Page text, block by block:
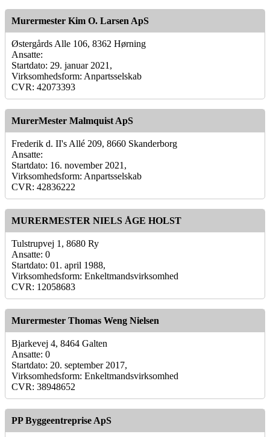
Murermester Kim O. Larsen ApS
Østergårds Alle 106, 8362 Hørning
Ansatte:
Startdato: 29. januar 2021,
Virksomhedsform: Anpartsselskab
CVR: 42073393
MurerMester Malmquist ApS
Frederik d. II's Allé 209, 8660 Skanderborg
Ansatte:
Startdato: 16. november 2021,
Virksomhedsform: Anpartsselskab
CVR: 42836222
MURERMESTER NIELS ÅGE HOLST
Tulstrupvej 1, 8680 Ry
Ansatte: 0
Startdato: 01. april 1988,
Virksomhedsform: Enkeltmandsvirksomhed
CVR: 12058683
Murermester Thomas Weng Nielsen
Bjarkevej 4, 8464 Galten
Ansatte: 0
Startdato: 20. september 2017,
Virksomhedsform: Enkeltmandsvirksomhed
CVR: 38948652
PP Byggeentreprise ApS